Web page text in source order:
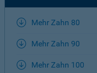
Mehr Zahn 80
Mehr Zahn 90
Mehr Zahn 100